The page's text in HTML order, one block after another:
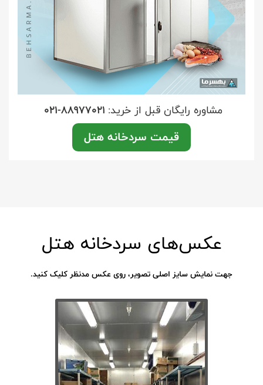
مشاوره رایگان قبل از خرید: 021-88977021
قیمت سردخانه هتل
عکس‌های سردخانه هتل
جهت نمایش سایز اصلی تصویر، روی عکس مدنظر کلیک کنید.